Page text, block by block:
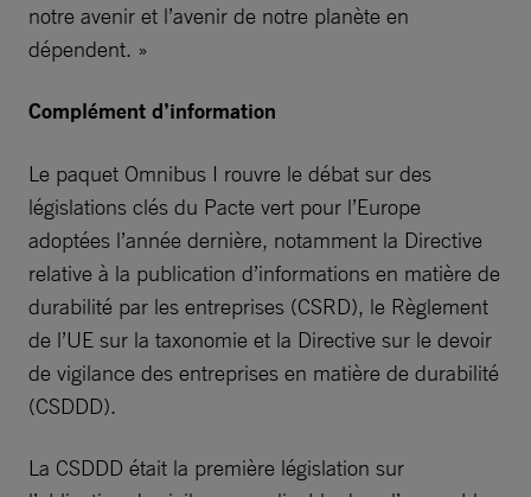
notre avenir et l’avenir de notre planète en
dépendent. »
Complément d’information
Le paquet Omnibus I rouvre le débat sur des
législations clés du Pacte vert pour l’Europe
adoptées l’année dernière, notamment la Directive
relative à la publication d’informations en matière de
durabilité par les entreprises (CSRD), le Règlement
de l’UE sur la taxonomie et la Directive sur le devoir
de vigilance des entreprises en matière de durabilité
(CSDDD).
La CSDDD était la première législation sur